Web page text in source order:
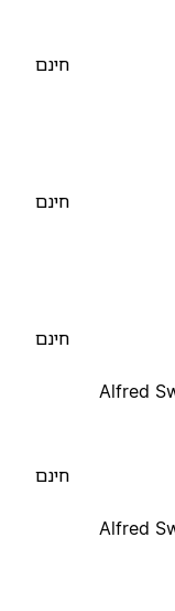
חינם
חינם
Alfred
חינם
Alfred
חינם